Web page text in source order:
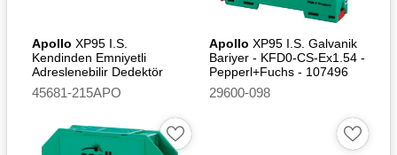
Certification Board
DNV - Det Norske Veritas
CPR - Certificate of
Constancy of Performance
CPR – UKCA Certificate of
Constancy of Performance
Apollo XP95 I.S.
Kendinden Emniyetli
Adreslenebilir Dedektör
XPERT 7 I.S. Montaj
Tabanı
45681-215APO
Apollo XP95 I.S. Galvanik
Bariyer - KFD0-CS-Ex1.54 -
Pepperl+Fuchs - 107496
29600-098